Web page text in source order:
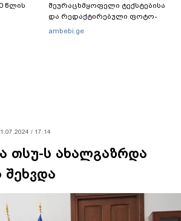
წლის
შეურაცხმყოფელი ტექსტებისა
და რედაქტირებული ფოტო-
ვიდეომასალის გავრცელების
ambebi.ge
/ 17:14
თსუ-ს ახალგაზრდა
შეხვდა